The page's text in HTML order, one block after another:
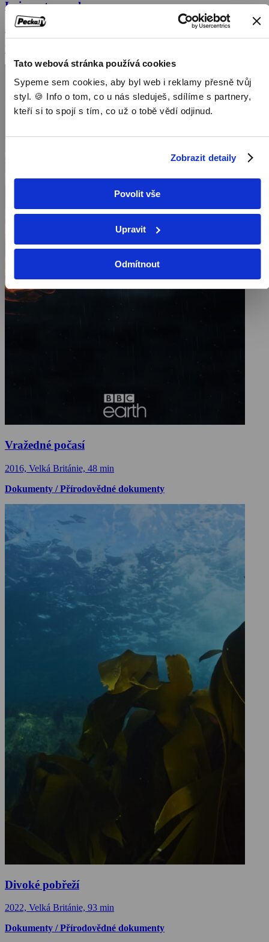
Tato webová stránka používá cookies
Sypeme sem cookies, aby byl web i reklamy přesně tvůj
styl. 🍪 Info o tom, co u nás sleduješ, sdílíme s partnery,
kteří si to spojí s tím, co už o tobě vědí odjinud.
Zobrazit detaily
Povolit vše
Upravit
Odmítnout
Lvi na stromech
2018, Jihoafrická republika, 45 min
Dokumenty / Přírodovědné dokumenty
Vražedné počasí
2016, Velká Británie, 48 min
Dokumenty / Přírodovědné dokumenty
Divoké pobřeží
2022, Velká Británie, 93 min
Dokumenty / Přírodovědné dokumenty